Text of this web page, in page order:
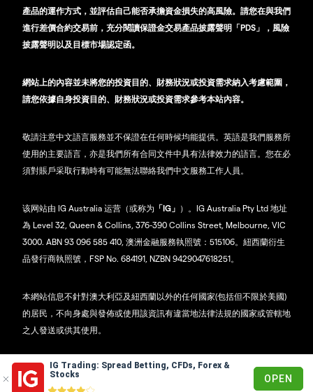
IG Trading: Spread Betting, CFDs, Forex &
Stocks
OPEN
產品的運作方式，並評估自己能否承擔資金損失的高風險。請您在與我們
進行差價合約交易前，充分閱讀保證金交易產品披露聲明「PDS」，風險
披露聲明以及目標市場認定函。
網站上的內容並未將您的投資目的、財務狀況或投資需求納入考慮範圍，
請您依據自身投資目的、財務狀況或投資需求參考本站內容。
敬請注意中文語言服務並不保證在任何時候均能提供。英語是我們服務所
使用的主要語言，亦是我們所有合同文件中具有法律效力的語言。您在必
須對賬戶采取行動時有可能無法聯絡我們中文服務工作人員。
该网站由 IG Australia 运营（或称为 「IG」 ）。IG Australia Pty Ltd 地址
為 Level 32, Queen & Collins, 376-390 Collins Street, Melbourne, VIC
3000. ABN 93 096 585 410, 澳洲金融服務執照號：515106。紐西蘭衍生
品發行商執照號，FSP No. 684191, NZBN 9429047618251。
本網站信息不針對澳大利亞及紐西蘭以外的任何國家(包括但不限於美國)
的居民，不向身處與發佈或使用該資訊有違當地法律法規的國家或管轄地
之人發送或供其使用。
© 2003 - 2026